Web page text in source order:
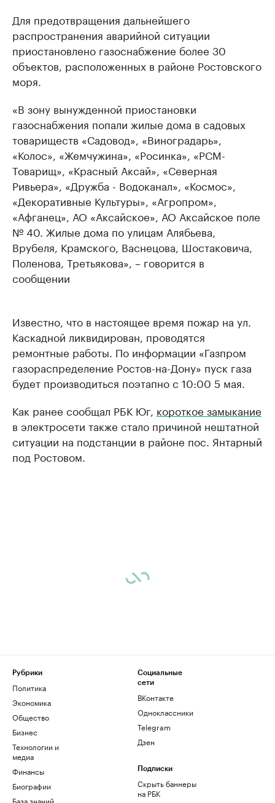
Для предотвращения дальнейшего
распространения аварийной ситуации
приостановлено газоснабжение более 30
объектов, расположенных в районе Ростовского
моря.
«В зону вынужденной приостановки
газоснабжения попали жилые дома в садовых
товариществ «Садовод», «Виноградарь»,
«Колос», «Жемчужина», «Росинка», «РСМ-
Товарищ», «Красный Аксай», «Северная
Ривьера», «Дружба - Водоканал», «Космос»,
«Декоративные Культуры», «Агропром»,
«Афганец», АО «Аксайское», АО Аксайское поле
№ 40. Жилые дома по улицам Алябьева,
Врубеля, Крамского, Васнецова, Шостаковича,
Поленова, Третьякова», – говорится в
сообщении
Известно, что в настоящее время пожар на ул.
Каскадной ликвидирован, проводятся
ремонтные работы. По информации «Газпром
газораспределение Ростов-на-Дону» пуск газа
будет производиться поэтапно с 10:00 5 мая.
Как ранее сообщал РБК Юг, короткое замыкание
в электросети также стало причиной нештатной
ситуации на подстанции в районе пос. Янтарный
под Ростовом.
Рубрики
Политика
Экономика
Общество
Бизнес
Технологии и
медиа
Финансы
Биографии
База знаний
Социальные
сети
ВКонтакте
Одноклассники
Telegram
Дзен
Подписки
Скрыть баннеры
на РБК